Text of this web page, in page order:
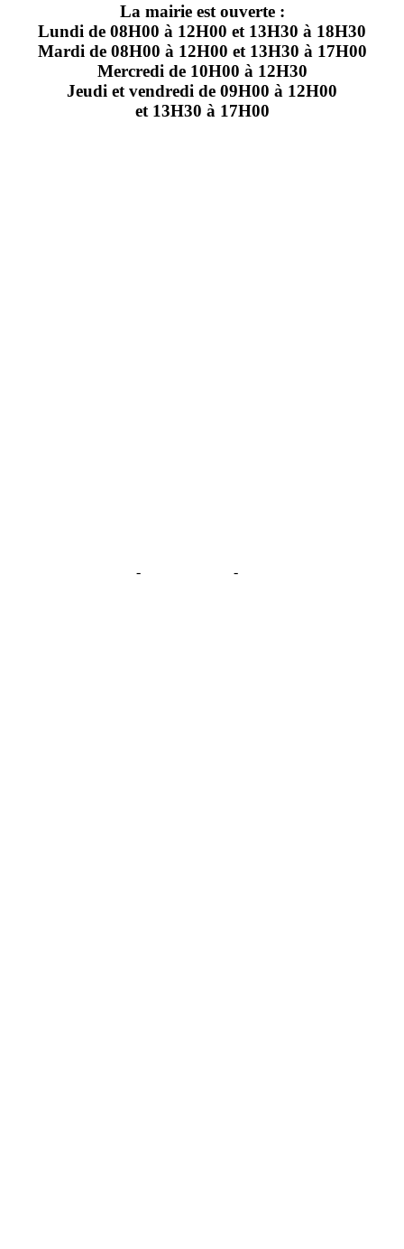
La mairie est ouverte :
Lundi de 08H00 à 12H00 et 13H30 à 18H30
Mardi de 08H00 à 12H00 et 13H30 à 17H00
Mercredi de 10H00 à 12H30
Jeudi et vendredi de 09H00 à 12H00
et 13H30 à 17H00
- -